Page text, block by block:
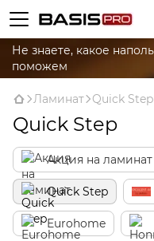
Не знаете, какое
поможем
Ламинат Quick Step
Quick Step
Акция на ламинат
Quick Step
Eurohome